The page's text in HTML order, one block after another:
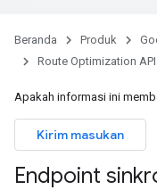
Beranda Produk
Route Optimization API
Apakah informasi ini
Kirim masukan
Endpoint